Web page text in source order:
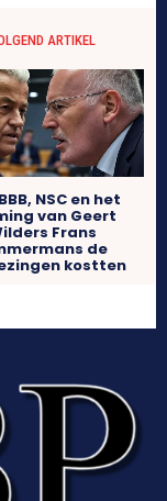
ARTIKEL
NSC en het
van Geert
Frans
de
kostten